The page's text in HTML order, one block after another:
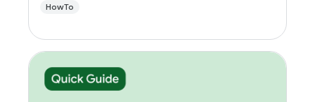
HowTo